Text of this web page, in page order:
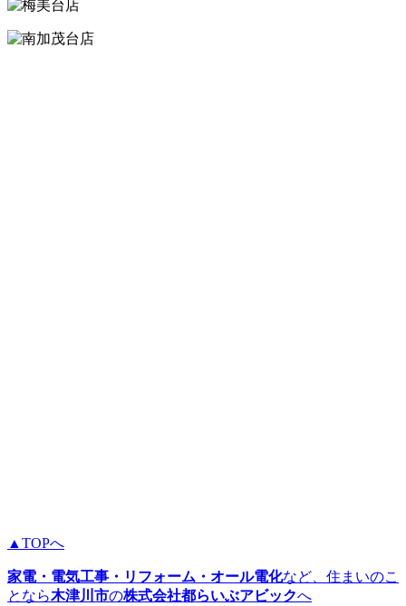
▲TOPへ
家電・電気工事・リフォーム・オール電化など、住まいのこ
となら木津川市の株式会社都らいぶアビックへ